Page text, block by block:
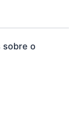
sobre o